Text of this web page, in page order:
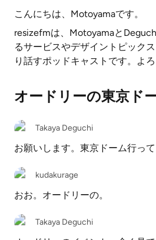
こんにちは、Motoyamaです。
resizefmは、Motoyamaと
るサービスやデザイントピック
り話すポッドキャストです。よ
オードリーの東京ド
Takaya Deguchi
お願いします。東京ドーム行って
kudakurage
おお。オードリーの。
Takaya Deguchi